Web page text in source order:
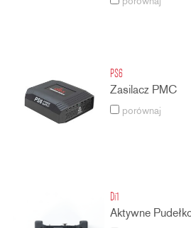
PS6
Zasilacz PMC
porównaj
Di1
Aktywne